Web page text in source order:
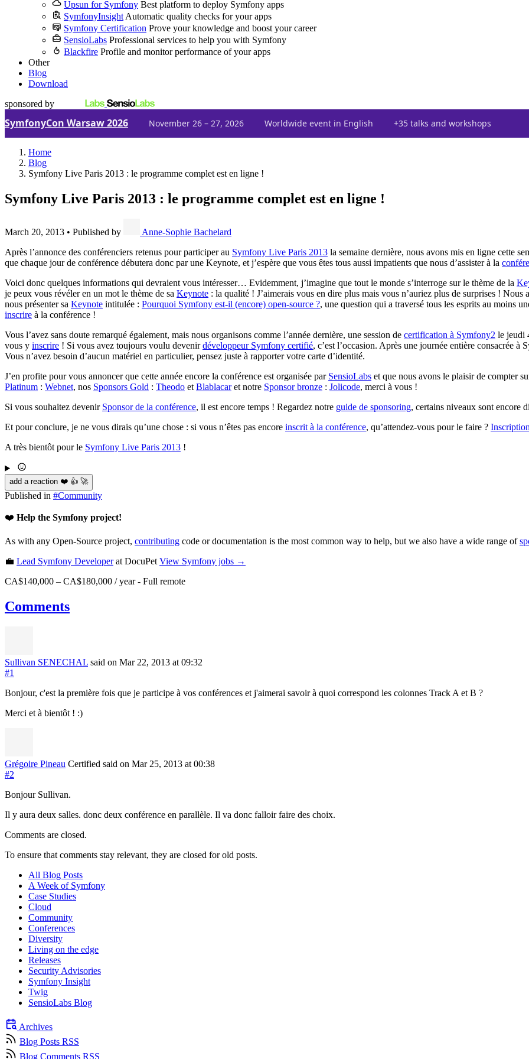
Upsun for Symfony Best platform to deploy Symfony apps
SymfonyInsight Automatic quality checks for your apps
Symfony Certification Prove your knowledge and boost your career
SensioLabs Professional services to help you with Symfony
Blackfire Profile and monitor performance of your apps
Other
Blog
Download
sponsored by
SymfonyCon Warsaw 2026 November 26 – 27, 2026 Worldwide event in English +35 talks and workshops
Home
Blog
Symfony Live Paris 2013 : le programme complet est en ligne !
Symfony Live Paris 2013 : le programme complet est en ligne !
March 20, 2013 • Published by
Anne-Sophie Bachelard
Après l’annonce des conférenciers retenus pour participer au Symfony Live Paris 2013 la semaine dernière, nous avons mis en ligne cette
que chaque jour de conférence débutera donc par une Keynote, et j’espère que vous êtes tous aussi impatients que nous d’assister à la
Voici donc quelques informations qui devraient vous intéresser… Evidemment, j’imagine que tout le monde s’interroge sur le thème de la
je peux vous révéler en un mot le thème de sa Keynote : la qualité ! J’aimerais vous en dire plus mais vous n’auriez plus de surprises ! Nous
nous présenter sa Keynote intitulée : Pourquoi Symfony est-il (encore) open-source ?, une question qui a traversé tous les esprits au moins
inscrire à la conférence !
Vous l’avez sans doute remarqué également, mais nous organisons comme l’année dernière, une session de certification à Symfony2 le jeudi
vous y inscrire ! Si vous avez toujours voulu devenirdéveloppeur Symfony certifié, c’est l’occasion. Après une journée entière consacrée
Vous n’avez besoin d’aucun matériel en particulier, pensez juste à rapporter votre carte d’identité.
J’en profite pour vous annoncer que cette année encore la conférence est organisée par SensioLabs et que nous avons le plaisir de compter
Platinum : Webnet, nos Sponsors Gold : Theodo et Blablacaret notre Sponsor bronze : Jolicode, merci à vous !
Si vous souhaitez devenir Sponsor de la conférence, il est encore temps ! Regardez notre guide de sponsoring, certains niveaux sont encore
Et pour conclure, je ne vous dirais qu’une chose : si vous n’êtes pas encore inscrit à la conférence, qu’attendez-vous pour le faire ?
A très bientôt pour le Symfony Live Paris 2013 !
add a reaction ❤️ 👍 🚀
Published in #Community
❤️ Help the Symfony project!
As with any Open-Source project, contributing code or documentation is the most common way to help, but we also have a wide range of
💼 Lead Symfony Developerat DocuPet View Symfony jobs →
CA$140,000 – CA$180,000 / year- Full remote
Comments
Sullivan SENECHAL said on Mar 22, 2013 at 09:32
#1
Bonjour, c'est la première fois que je participe à vos conférences et j'aimerai savoir à quoi correspond les colonnes Track A et B ?
Merci et à bientôt ! :)
Grégoire Pineau Certified said on Mar 25, 2013 at 00:38
#2
Bonjour Sullivan.
Il y aura deux salles. donc deux conférence en parallèle. Il va donc falloir faire des choix.
Comments are closed.
To ensure that comments stay relevant, they are closed for old posts.
All Blog Posts
A Week of Symfony
Case Studies
Cloud
Community
Conferences
Diversity
Living on the edge
Releases
Security Advisories
Symfony Insight
Twig
SensioLabs Blog
Archives
Blog Posts RSS
Blog Comments RSS